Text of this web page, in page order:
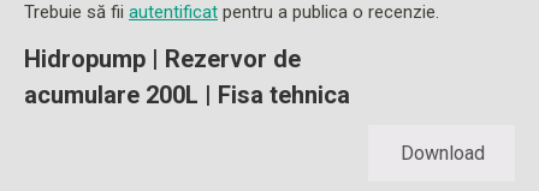
Trebuie să fii autentificat pentru a publica o recenzie.
Hidropump | Rezervor de
acumulare 200L | Fisa tehnica
Download